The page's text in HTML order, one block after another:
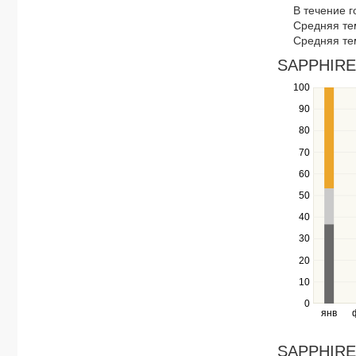
navigate
through
items
in
a
series.
В течение
Средняя
Средняя
янв
0
10
20
30
40
50
60
70
80
90
100
Use
the
and
down
to
navigate
series.
Use
the
and
right
navigate